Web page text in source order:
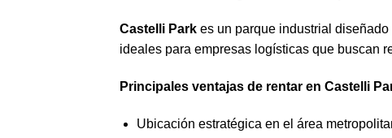
Castelli Park es un parque industrial diseñado
ideales para empresas logísticas que buscan
Principales ventajas de rentar en Castelli
Ubicación estratégica en el área